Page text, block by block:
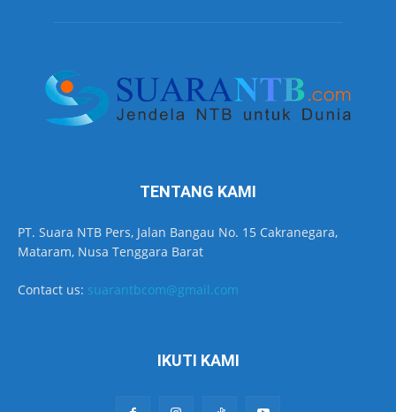
TENTANG KAMI
PT. Suara NTB Pers, Jalan Bangau No. 15 Cakranegara,
Mataram, Nusa Tenggara Barat
Contact us: suarantbcom@gmail.com
IKUTI KAMI